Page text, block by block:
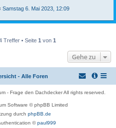
Samstag 6. Mai 2023, 12:09
Treffer • Seite 1 von 1
Gehe zu
- Alle Foren
- Frage den Dachdecker All rights reserved.
Software © phpBB Limited
durch phpBB.de
©paul999